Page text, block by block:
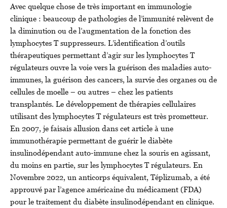
Avec quelque chose de très important en immunologie
clinique : beaucoup de pathologies de l’immunité relèvent de
la diminution ou de l’augmentation de la fonction des
lymphocytes T suppresseurs. L’identification d’outils
thérapeutiques permettant d’agir sur les lymphocytes T
régulateurs ouvre la voie vers la guérison des maladies auto-
immunes, la guérison des cancers, la survie des organes ou de
cellules de moelle – ou autres – chez les patients
transplantés. Le développement de thérapies cellulaires
utilisant des lymphocytes T régulateurs est très prometteur.
En 2007, je faisais allusion dans cet article à une
immunothérapie permettant de guérir le diabète
insulinodépendant auto-immune chez la souris en agissant,
du moins en partie, sur les lymphocytes T régulateurs. En
Novembre 2022, un anticorps équivalent, Téplizumab, a été
approuvé par l’agence américaine du médicament (FDA)
pour le traitement du diabète insulinodépendant en clinique.